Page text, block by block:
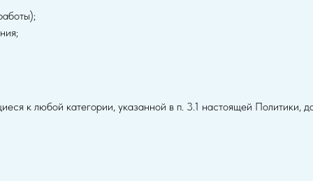
к любой категории, указанной в п. 3.1 настоящей Политики,